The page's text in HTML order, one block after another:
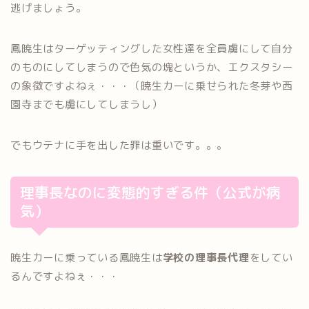
逃げましょう。
鳳暁生はターゲッティングした女性達を全員虜にして自分
のものにしてしまうので色気の塊というか、エクスタシー
の象徴ですよねぇ・・・（暁生カーに乗せられた冬芽や西
園寺までも虜にしてしまうし）
でもウテナに手を出した罪は重いです。。。
理事長なのに変態的すぎる件（公式が病
気）
暁生カーに乗っている鳳暁生は学校の理事長代理をしてい
るんですよねぇ・・・